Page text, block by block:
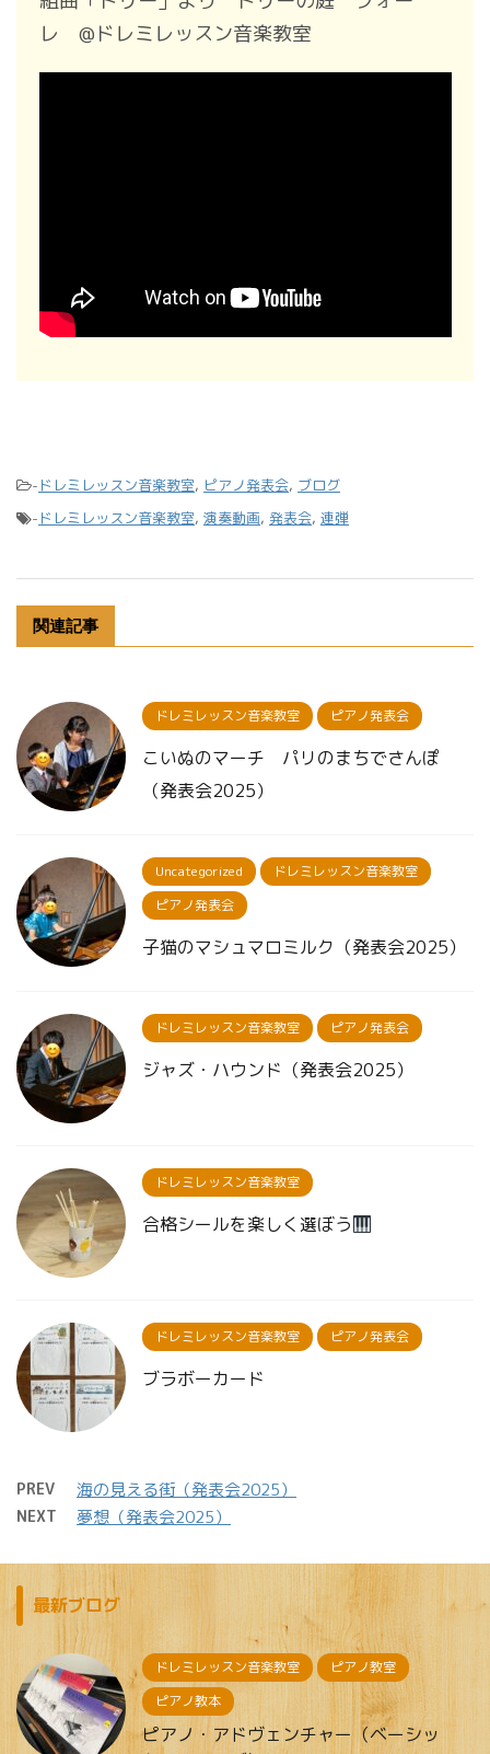
レ @ドレミレッスン音楽教室
- ドレミレッスン音楽教室, ピアノ発表会, ブログ
- ドレミレッスン音楽教室, 演奏動画, 発表会, 連弾
関連記事
ドレミレッスン音楽教室 ピアノ発表会
こいぬのマーチ パリのまちでさんぽ
（発表会2025）
Uncategorized
ドレミレッスン音楽教室
ピアノ発表会
子猫のマシュマロミルク（発表会2025）
ドレミレッスン音楽教室 ピアノ発表会
ジャズ・ハウンド（発表会2025）
ドレミレッスン音楽教室
合格シールを楽しく選ぼう
ドレミレッスン音楽教室 ピアノ発表会
ブラボーカード
PREV 海の見える街（発表会2025）
NEXT 夢想（発表会2025）
最新ブログ
ドレミレッスン音楽教室
ピアノ教室
ピアノ教本
ピアノ・アドヴェンチャー（ベーシッ